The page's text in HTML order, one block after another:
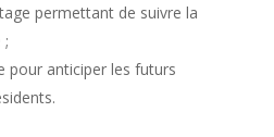
permettant de suivre la
;
pour anticiper les futurs